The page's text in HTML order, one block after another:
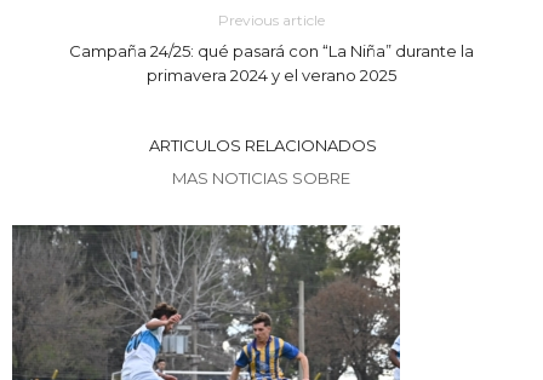
Previous article
Campaña 24/25: qué pasará con “La Niña” durante la
primavera 2024 y el verano 2025
ARTICULOS RELACIONADOS
MAS NOTICIAS SOBRE